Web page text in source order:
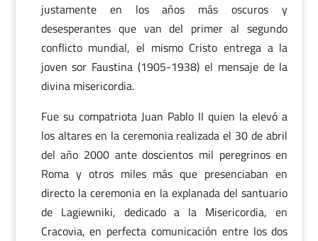
justamente en los años más oscuros y
desesperantes que van del primer al segundo
conflicto mundial, el mismo Cristo entrega a la
joven sor Faustina (1905-1938) el mensaje de la
divina misericordia.
Fue su compatriota Juan Pablo II quien la elevó a
los altares en la ceremonia realizada el 30 de abril
del año 2000 ante doscientos mil peregrinos en
Roma y otros miles más que presenciaban en
directo la ceremonia en la explanada del santuario
de Lagiewniki, dedicado a la Misericordia, en
Cracovia, en perfecta comunicación entre los dos